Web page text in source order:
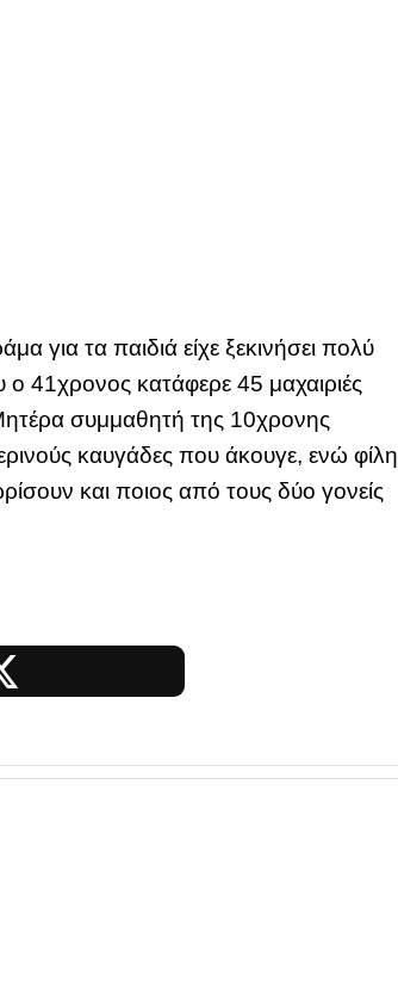
για τα παιδιά είχε ξεκινήσει πολύ
41χρονος κατάφερε 45 μαχαιριές
συμμαθητή της 10χρονης
καυγάδες που άκουγε, ενώ φίλη
και ποιος από τους δύο γονείς